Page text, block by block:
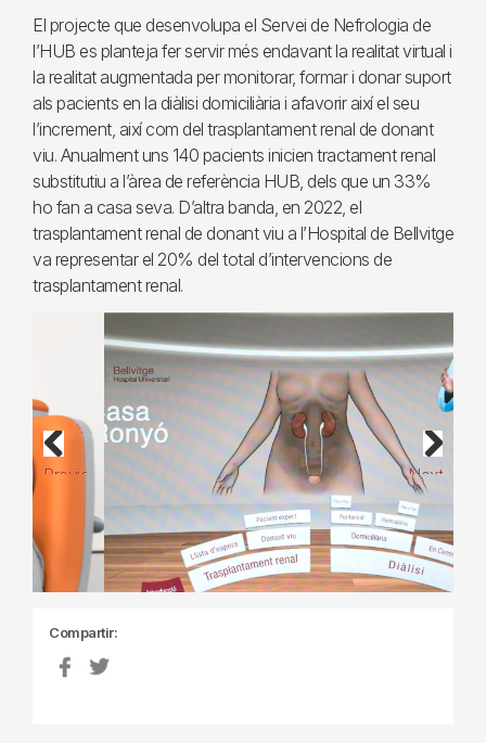
El projecte que desenvolupa el Servei de Nefrologia de
l’HUB es planteja fer servir més endavant la realitat virtual i
la realitat augmentada per monitorar, formar i donar suport
als pacients en la diàlisi domiciliària i afavorir així el seu
l’increment, així com del trasplantament renal de donant
viu. Anualment uns 140 pacients inicien tractament renal
substitutiu a l’àrea de referència HUB, dels que un 33%
ho fan a casa seva. D’altra banda, en 2022, el
trasplantament renal de donant viu a l’Hospital de Bellvitge
va representar el 20% del total d’intervencions de
trasplantament renal.
Previous Next
Compartir: